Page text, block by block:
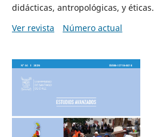
didácticas, antropológicas, y éticas.
Ver revista
Número actual